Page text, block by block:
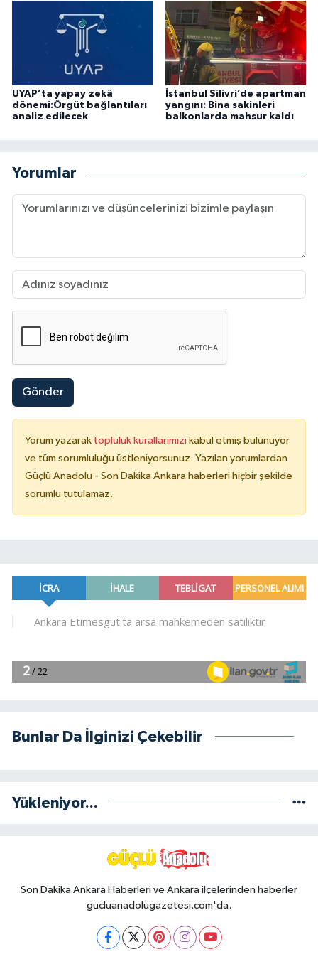
UYAP’ta yapay zekâ
dönemi:Örgüt bağlantıları
analiz edilecek
İstanbul Silivri’de apartman
yangını: Bina sakinleri
balkonlarda mahsur kaldı
Yorumlar
Gönder
Yorum yazarak topluluk kurallarımızı kabul etmiş bulunuyor
ve tüm sorumluluğu üstleniyorsunuz. Yazılan yorumlardan
Güçlü Anadolu - Son Dakika Ankara haberleri hiçbir şekilde
sorumlu tutulamaz.
Bunlar Da İlginizi Çekebilir
Yükleniyor...
Son Dakika Ankara Haberleri ve Ankara ilçelerinden haberler
gucluanadolugazetesi.com'da.